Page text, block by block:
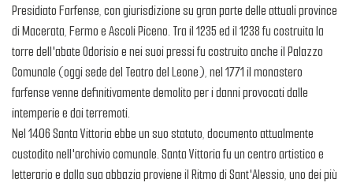
Presidiato Farfense, con giurisdizione su gran parte delle attuali province
di Macerata, Fermo e Ascoli Piceno. Tra il 1235 ed il 1238 fu costruita la
torre dell'abate Odorisio e nei suoi pressi fu costruito anche il Palazzo
Comunale (oggi sede del Teatro del Leone), nel 1771 il monastero
farfense venne definitivamente demolito per i danni provocati dalle
intemperie e dai terremoti.
Nel 1406 Santa Vittoria ebbe un suo statuto, documento attualmente
custodito nell'archivio comunale. Santa Vittoria fu un centro artistico e
letterario e dalla sua abbazia proviene il Ritmo di Sant'Alessio, uno dei più